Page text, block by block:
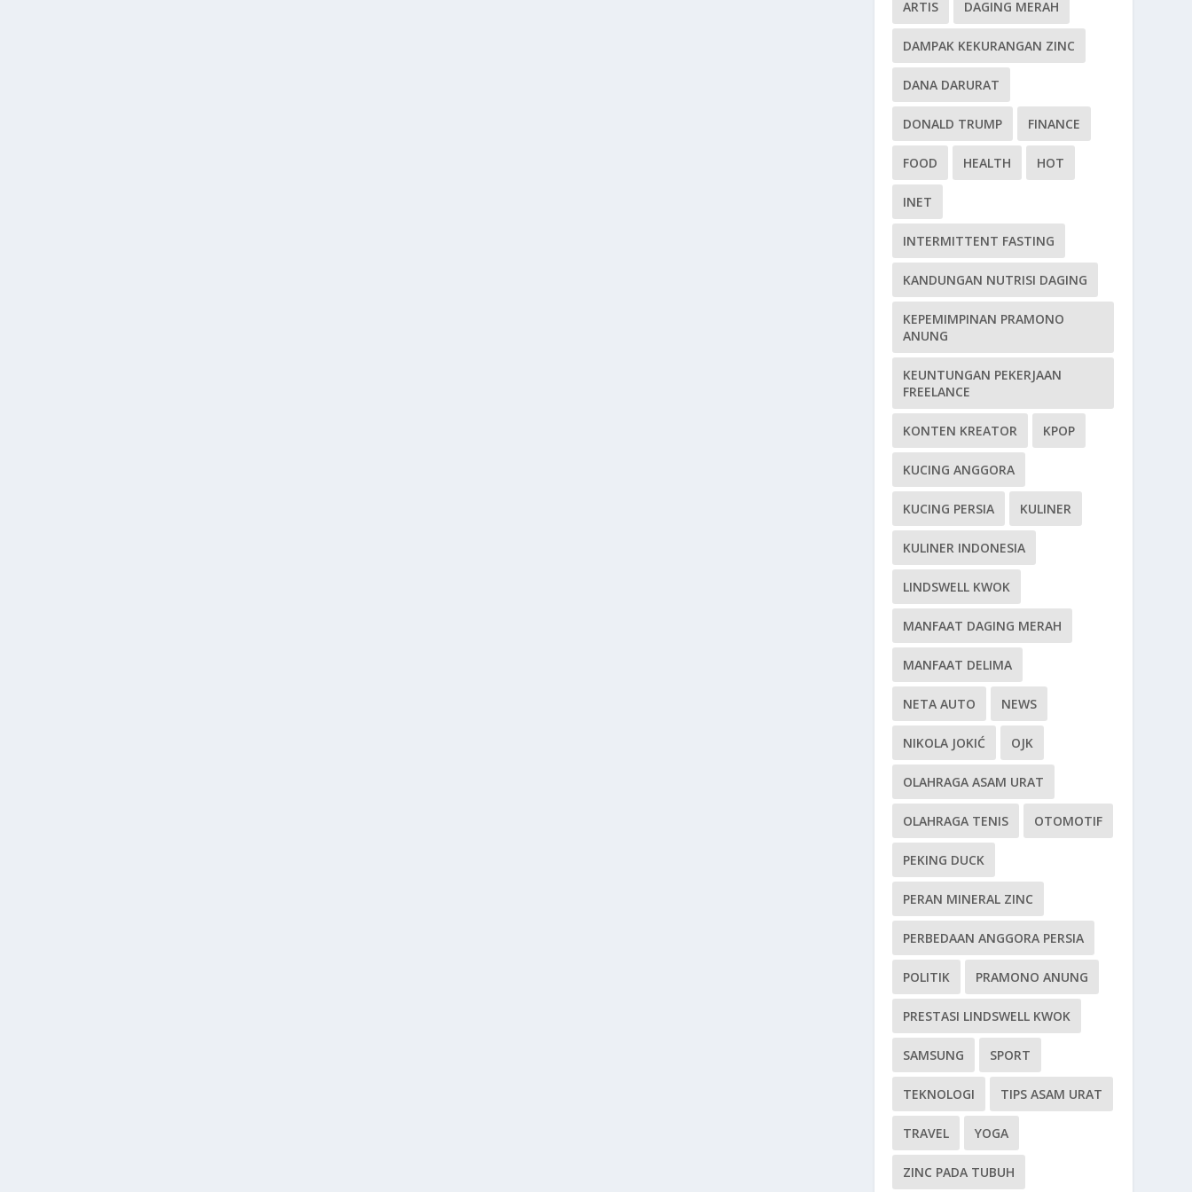
ARTIS DAGING MERAH
DAMPAK KEKURANGAN ZINC
DANA DARURAT
DONALD TRUMP FINANCE
FOOD HEALTH HOT
INET
INTERMITTENT FASTING
KANDUNGAN NUTRISI DAGING
KEPEMIMPINAN PRAMONO
ANUNG
KEUNTUNGAN PEKERJAAN
FREELANCE
KONTEN KREATOR KPOP
KUCING ANGGORA
KUCING PERSIA KULINER
KULINER INDONESIA
LINDSWELL KWOK
MANFAAT DAGING MERAH
MANFAAT DELIMA
NETA AUTO NEWS
NIKOLA JOKIĆ OJK
OLAHRAGA ASAM URAT
OLAHRAGA TENIS OTOMOTIF
PEKING DUCK
PERAN MINERAL ZINC
PERBEDAAN ANGGORA PERSIA
POLITIK PRAMONO ANUNG
PRESTASI LINDSWELL KWOK
SAMSUNG SPORT
TEKNOLOGI TIPS ASAM URAT
TRAVEL YOGA
ZINC PADA TUBUH